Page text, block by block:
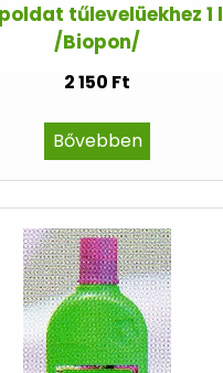
tűlevelüekhez 1 l
/Biopon/
2 150 Ft
Bővebben